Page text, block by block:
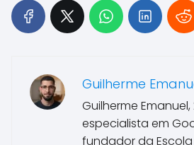
Guilherme
Guilherme
especialista em
fundador da Escola